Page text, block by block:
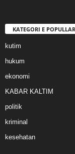
KATEGORI E
kutim
hukum
ekonomi
KABAR KALTIM
politik
kriminal
kesehatan